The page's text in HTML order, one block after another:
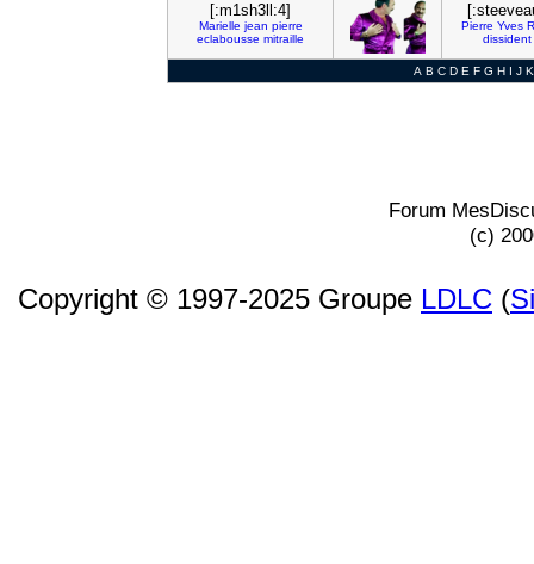
[:m1sh3ll:4]
Marielle jean pierre
eclabousse mitraille
Pierre Yves
dissident
A B C D E F G H I J K
Forum
(c)
Copyright © 1997-2025 Groupe LDLC (